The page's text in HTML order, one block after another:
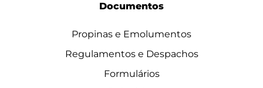
Documentos
Propinas e Emolumentos
Regulamentos e Despachos
Formulários